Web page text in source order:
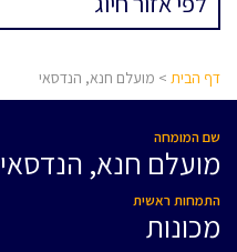
דף הבית > מועלם חנא, הנדסאי
שם המומחה
מועלם חנא, הנדסאי
התמחות ראשית
מכונות